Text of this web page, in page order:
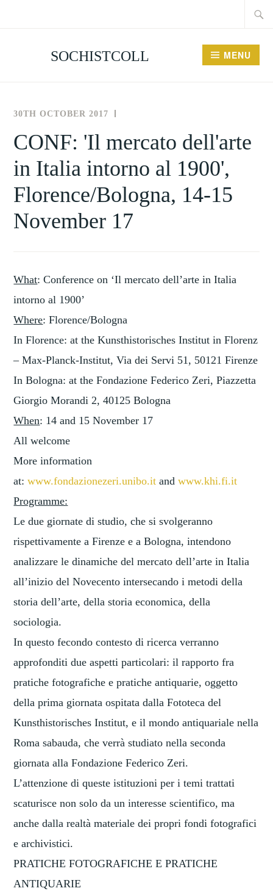
SOCHISTCOLL MENU
30TH OCTOBER 2017
FOR
THE
OF
COLLECTING
EVENTS
CONF: 'Il mercato dell'arte
in Italia intorno al 1900',
Florence/Bologna, 14-15
November 17
What: Conference on ‘Il mercato dell’arte in Italia
intorno al 1900’
Where: Florence/Bologna
In Florence: at the Kunsthistorisches Institut in Florenz
– Max-Planck-Institut, Via dei Servi 51, 50121 Firenze
In Bologna: at the Fondazione Federico Zeri, Piazzetta
Giorgio Morandi 2, 40125 Bologna
When: 14 and 15 November 17
All welcome
More information
at:www.fondazionezeri.unibo.it andwww.khi.fi.it
Programme:
Le due giornate di studio, che si svolgeranno
rispettivamente a Firenze e a Bologna, intendono
analizzare le dinamiche del mercato dell’arte in Italia
all’inizio del Novecento intersecando i metodi della
storia dell’arte, della storia economica, della
sociologia.
In questo fecondo contesto di ricerca verranno
approfonditi due aspetti particolari: il rapporto fra
pratiche fotografiche e pratiche antiquarie, oggetto
della prima giornata ospitata dalla Fototeca del
Kunsthistorisches Institut, e il mondo antiquariale nella
Roma sabauda, che verrà studiato nella seconda
giornata alla Fondazione Federico Zeri.
L’attenzione di queste istituzioni per i temi trattati
scaturisce non solo da un interesse scientifico, ma
anche dalla realtà materiale dei propri fondi fotografici
e archivistici.
PRATICHE FOTOGRAFICHE E PRATICHE
ANTIQUARIE